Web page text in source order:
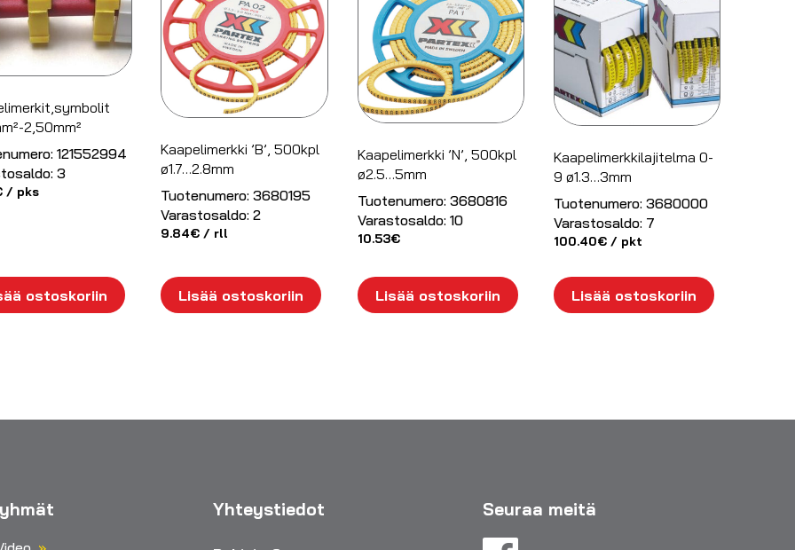
2,50mm²
121552994
3
/ pks
ostoskoriin
Kaapelimerkki ’B’, 500kpl
ø1.7…2.8mm
Tuotenumero: 3680195
Varastosaldo: 2
9.84€ / rll
Lisää ostoskoriin
Kaapelimerkki ’N’, 500kpl
ø2.5…5mm
Tuotenumero: 3680816
Varastosaldo: 10
10.53€
Lisää ostoskoriin
Kaapelimerkkilajitelma 0-
9 ø1.3…3mm
Tuotenumero: 3680000
Varastosaldo: 7
100.40€/ pkt
Lisää ostoskoriin
Yhteystiedot Seuraa meitä